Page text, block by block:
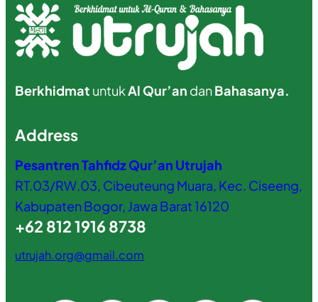
Berkhidmat untukAl Qur’an danBahasanya.
Address
Pesantren Tahfidz Qur’an Utrujah
RT.03/RW.03, Cibeuteung Muara, Kec. Ciseeng,
Kabupaten Bogor, Jawa Barat 16120
+62 812 1916 8738
utrujah.org@gmail.com